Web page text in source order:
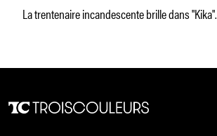
La trentenaire incandescente brille dans "Kika".